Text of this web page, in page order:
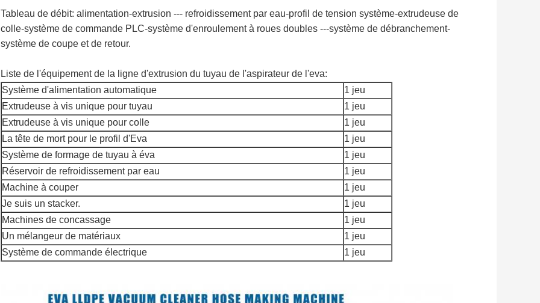
Tableau de débit: alimentation-extrusion --- refroidissement par eau-profil de tension système-extrudeuse de
colle-système de commande PLC-système d'enroulement à roues doubles ---système de débranchement-
système de coupe et de retour.
Liste de l'équipement de la ligne d'extrusion du tuyau de l'aspirateur de l'eva:
Système d'alimentation automatique
1 jeu
Extrudeuse à vis unique pour tuyau
1 jeu
Extrudeuse à vis unique pour colle
1 jeu
La tête de mort pour le profil d'Eva
1 jeu
Système de formage de tuyau à éva
1 jeu
Réservoir de refroidissement par eau
1 jeu
Machine à couper
1 jeu
Je suis un stacker.
1 jeu
Machines de concassage
1 jeu
Un mélangeur de matériaux
1 jeu
Système de commande électrique
1 jeu